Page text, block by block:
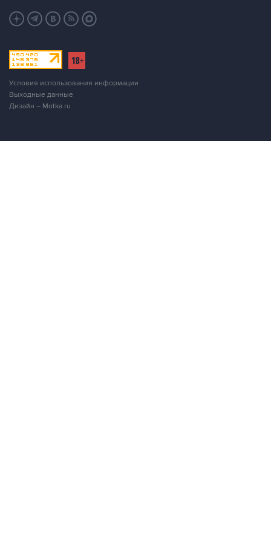
Условия использования информации
Выходные данные
Дизайн – Motka.ru